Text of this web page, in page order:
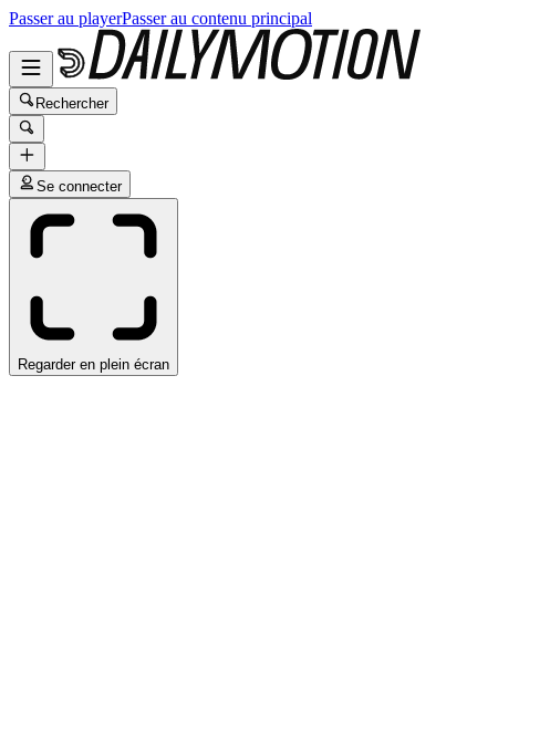
Passer au playerPasser au contenu principal
Rechercher
Se connecter
Regarder en plein écran